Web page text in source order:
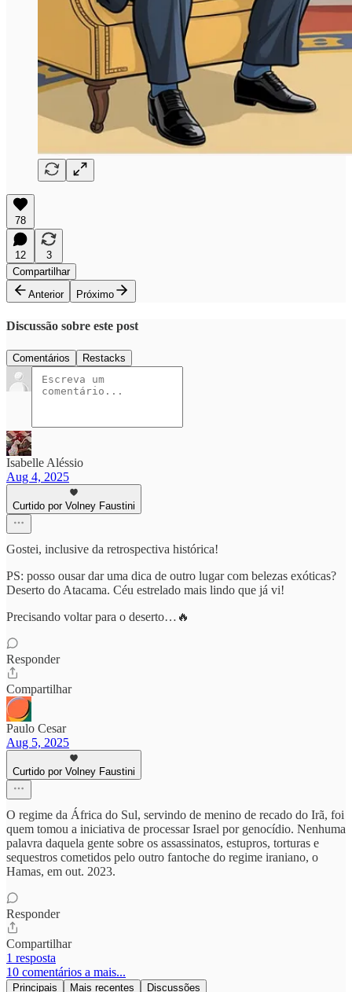
78
12
3
Compartilhar
Anterior
Próximo
Discussão sobre este post
Comentários Restacks
Isabelle Aléssio
Aug 4, 2025
Curtido por Volney Faustini
Gostei, inclusive da retrospectiva histórica!
PS: posso ousar dar uma dica de outro lugar com belezas exóticas?
Deserto do Atacama. Céu estrelado mais lindo que já vi!
Precisando voltar para o deserto…🔥
Responder
Compartilhar
Paulo Cesar
Aug 5, 2025
Curtido por Volney Faustini
O regime da África do Sul, servindo de menino de recado do Irã, foi
quem tomou a iniciativa de processar Israel por genocídio. Nenhuma
palavra daquela gente sobre os assassinatos, estupros, torturas e
sequestros cometidos pelo outro fantoche do regime iraniano, o
Hamas, em out. 2023.
Responder
Compartilhar
1 resposta
10 comentários a mais...
Principais Mais recentes Discussões